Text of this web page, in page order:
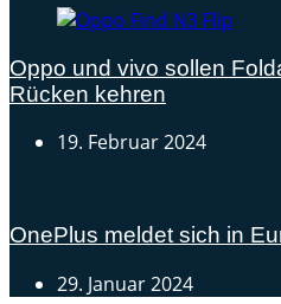
Oppo und vivo sollen
Rücken kehren
19. Februar 2024
OnePlus meldet sich in
29. Januar 2024